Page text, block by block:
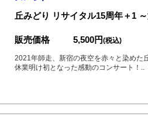
丘みどり リサイタル15周年＋1
販売価格 5,500円(税込)
2021年師走、新宿の夜空を赤々と染めた
休業明け初となった感動のコンサート！..